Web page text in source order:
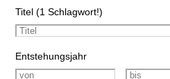
Titel (1 Schlagwort!)
Entstehungsjahr